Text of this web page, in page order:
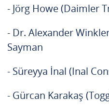
- Jörg Howe (Daimler
- Dr. Alexander
Sayman
- Süreyya İnal (Inal
- Gürcan Karakaş